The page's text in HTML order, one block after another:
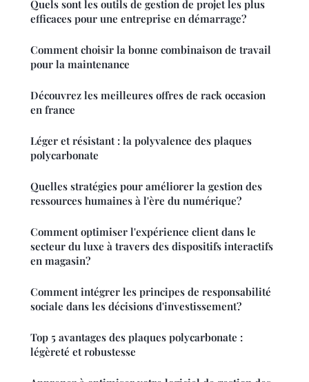
Quels sont les outils de gestion de projet les plus
efficaces pour une entreprise en démarrage?
Comment choisir la bonne combinaison de travail
pour la maintenance
Découvrez les meilleures offres de rack occasion
en france
Léger et résistant : la polyvalence des plaques
polycarbonate
Quelles stratégies pour améliorer la gestion des
ressources humaines à l'ère du numérique?
Comment optimiser l'expérience client dans le
secteur du luxe à travers des dispositifs interactifs
en magasin?
Comment intégrer les principes de responsabilité
sociale dans les décisions d'investissement?
Top 5 avantages des plaques polycarbonate :
légèreté et robustesse